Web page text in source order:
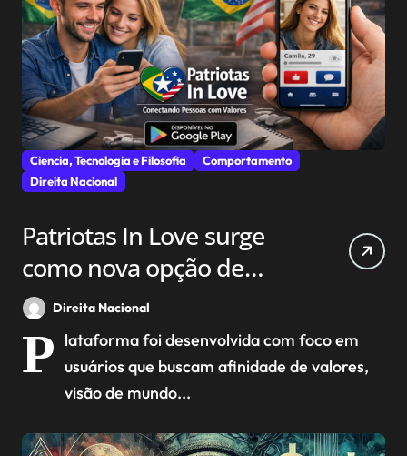
Ciencia, Tecnologia e Filosofia
Comportamento
Direita Nacional
Patriotas In Love surge
como nova opção de
aplicativo de
relacionamento para o
público conservador
Direita Nacional
P lataforma foi desenvolvida com foco em
usuários que buscam afinidade de valores,
visão de mundo...